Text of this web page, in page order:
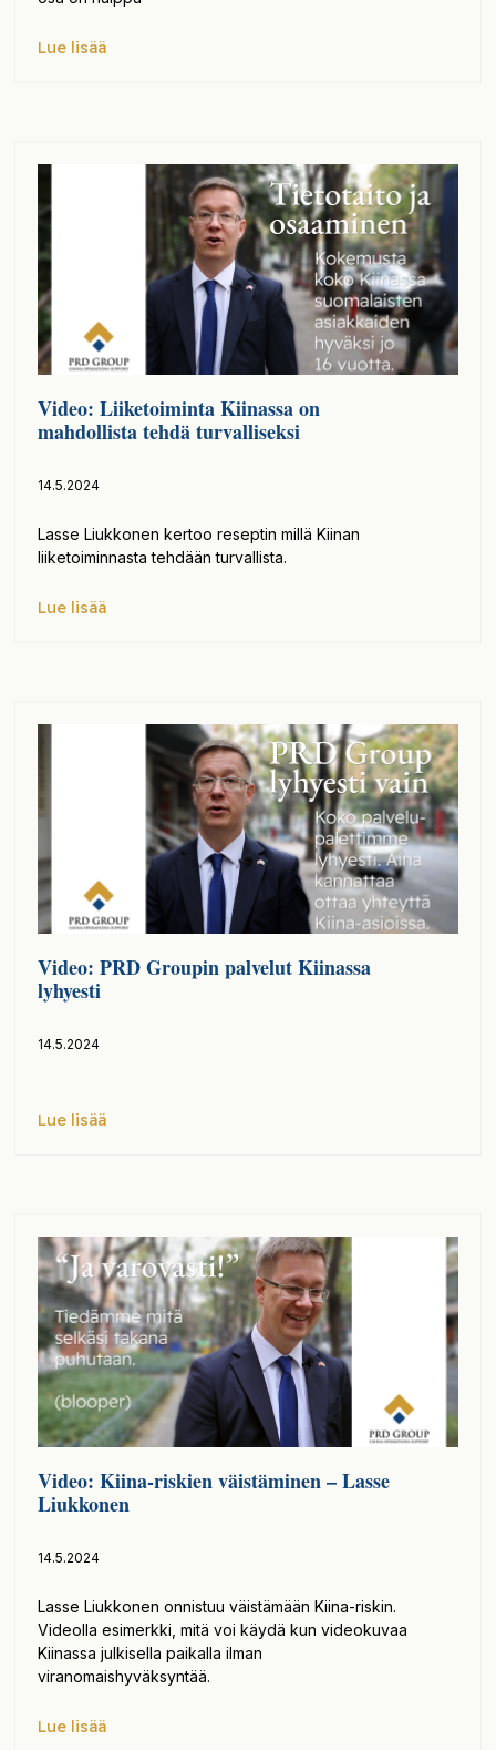
Lue lisää
Video: Liiketoiminta Kiinassa on
mahdollista tehdä turvalliseksi
14.5.2024
Lasse Liukkonen kertoo reseptin millä Kiinan
liiketoiminnasta tehdään turvallista.
Lue lisää
Video: PRD Groupin palvelut Kiinassa
lyhyesti
14.5.2024
Lue lisää
Video: Kiina-riskien väistäminen – Lasse
Liukkonen
14.5.2024
Lasse Liukkonen onnistuu väistämään Kiina-riskin.
Videolla esimerkki, mitä voi käydä kun videokuvaa
Kiinassa julkisella paikalla ilman
viranomaishyväksyntää.
Lue lisää